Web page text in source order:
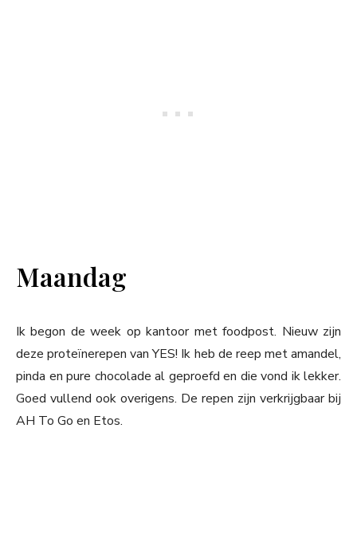
Maandag
Ik begon de week op kantoor met foodpost. Nieuw zijn
deze proteïnerepen van YES! Ik heb de reep met amandel,
pinda en pure chocolade al geproefd en die vond ik lekker.
Goed vullend ook overigens. De repen zijn verkrijgbaar bij
AH To Go en Etos.